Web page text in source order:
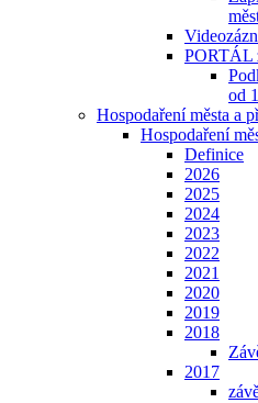
PORTÁL
od
Hospodaření města a
Hospodaření
Definice
2026
2025
2024
2023
2022
2021
2020
2019
2018
2017